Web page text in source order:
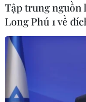
Tập trung nguồn
Long Phú 1 về